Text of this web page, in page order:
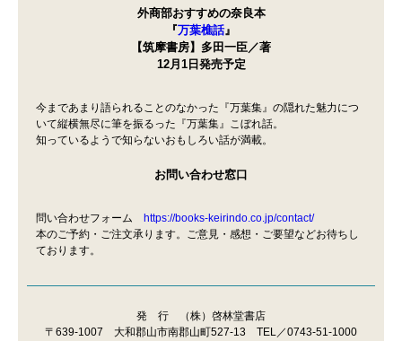
外商部おすすめの奈良本
『万葉樵話』
【筑摩書房】多田一臣／著
12月1日発売予定
今まであまり語られることのなかった『万葉集』の隠れた魅力につ
いて縦横無尽に筆を振るった『万葉集』こぼれ話。
知っているようで知らないおもしろい話が満載。
お問い合わせ窓口
問い合わせフォーム
https://books-keirindo.co.jp/contact/
本のご予約・ご注文承ります。ご意見・感想・ご要望などお待ちし
ております。
発 行 （株）啓林堂書店
〒639-1007 大和郡山市南郡山町527-13 TEL／0743-51-1000